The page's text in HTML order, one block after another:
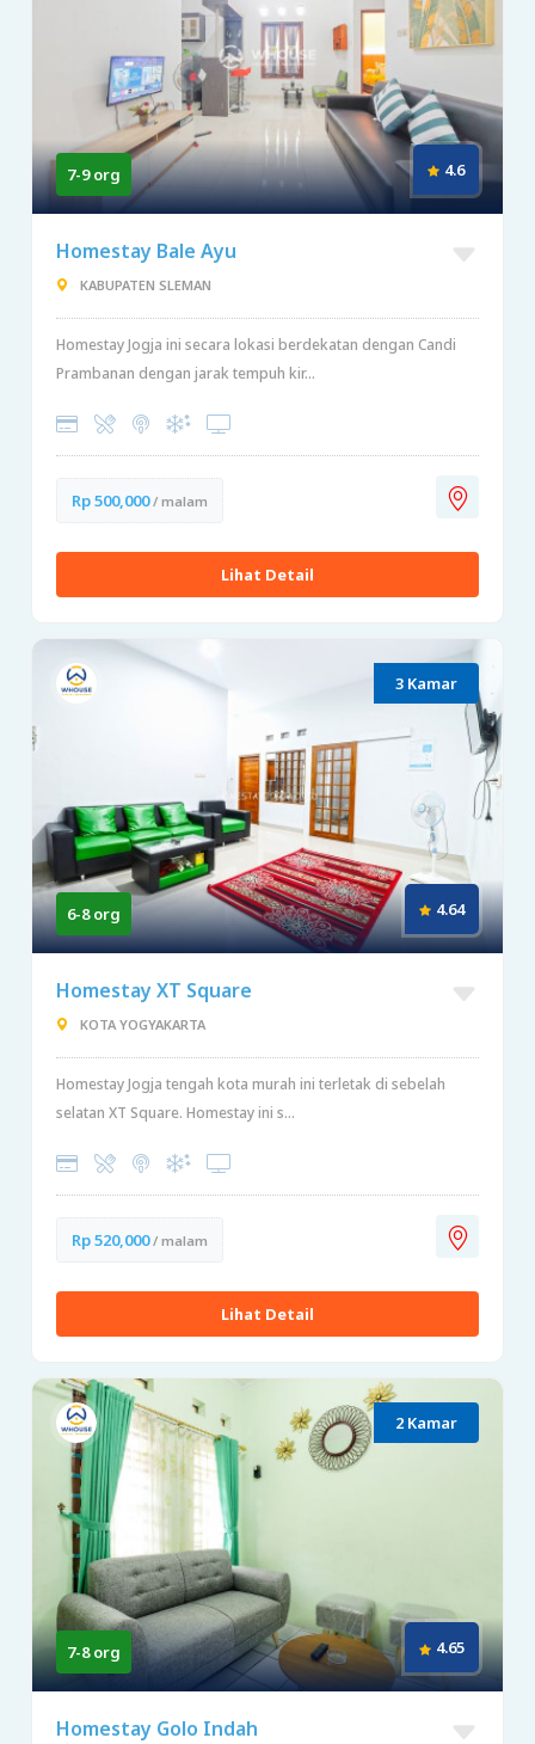
7-9 org 4.6
Homestay Bale Ayu
KABUPATEN SLEMAN
Homestay Jogja ini secara lokasi berdekatan dengan Candi
Prambanan dengan jarak tempuh kir...
Rp 500,000/ malam
Lihat Detail
3 Kamar
6-8 org 4.64
Homestay XT Square
KOTA YOGYAKARTA
Homestay Jogja tengah kota murah ini terletak di sebelah
selatan XT Square. Homestay ini s...
Rp 520,000/ malam
Lihat Detail
2 Kamar
7-8 org 4.65
Homestay Golo Indah